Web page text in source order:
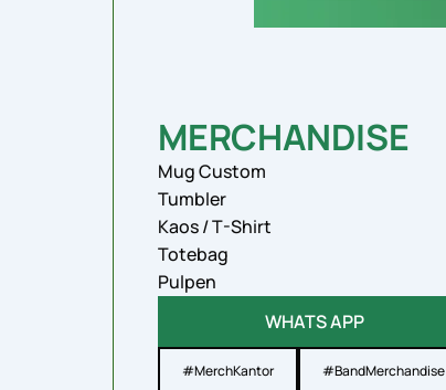
MERCHANDISE
Mug Custom
Tumbler
Kaos / T-Shirt
Totebag
Pulpen
WHATS APP
#MerchKantor #BandMerchandise